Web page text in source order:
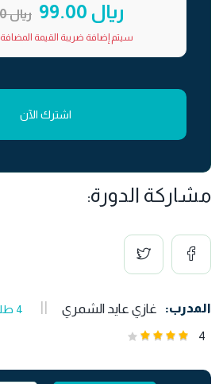
المدرب: غازي عايد الشمري 4 طلاب مسجلين
4
ريال 99.00 ريال 300.00
سيتم إضافة ضريبة القيمة المضافة 15% تلقائياً.
اشترك الآن
مشاركة الدورة: